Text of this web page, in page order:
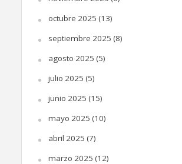
octubre 2025 (13)
septiembre 2025 (8)
agosto 2025 (5)
julio 2025 (5)
junio 2025 (15)
mayo 2025 (10)
abril 2025 (7)
marzo 2025 (12)